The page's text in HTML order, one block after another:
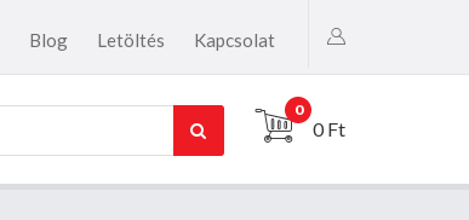
Blog Letöltés Kapcsolat
0
0 Ft